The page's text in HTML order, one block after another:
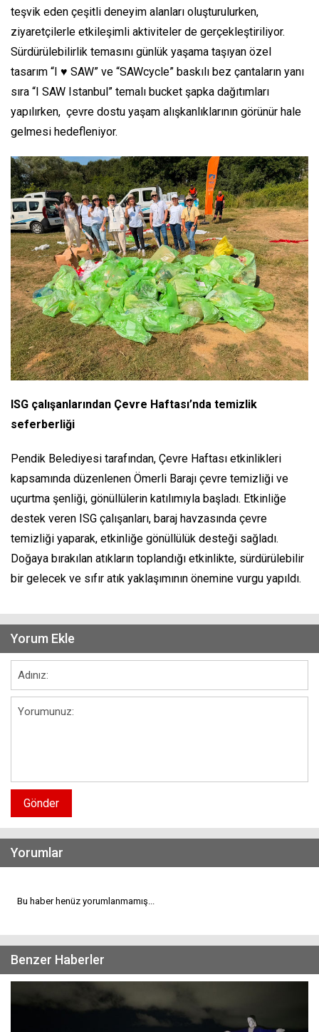
teşvik eden çeşitli deneyim alanları oluşturulurken,
ziyaretçilerle etkileşimli aktiviteler de gerçekleştiriliyor.
Sürdürülebilirlik temasını günlük yaşama taşıyan özel
tasarım “I ♥ SAW” ve “SAWcycle” baskılı bez çantaların yanı
sıra “I SAW Istanbul” temalı bucket şapka dağıtımları
yapılırken, çevre dostu yaşam alışkanlıklarının görünür hale
gelmesi hedefleniyor.
ISG çalışanlarından Çevre Haftası’nda temizlik
seferberliği
Pendik Belediyesi tarafından, Çevre Haftası etkinlikleri
kapsamında düzenlenen Ömerli Barajı çevre temizliği ve
uçurtma şenliği, gönüllülerin katılımıyla başladı. Etkinliğe
destek veren ISG çalışanları, baraj havzasında çevre
temizliği yaparak, etkinliğe gönüllülük desteği sağladı.
Doğaya bırakılan atıkların toplandığı etkinlikte, sürdürülebilir
bir gelecek ve sıfır atık yaklaşımının önemine vurgu yapıldı.
Yorum Ekle
Gönder
Yorumlar
Bu haber henüz yorumlanmamış...
Benzer Haberler